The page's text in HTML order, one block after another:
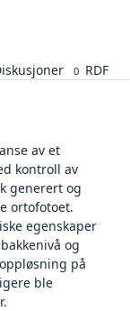
0 RDF
av et
kontroll av
generert og
ortofotoet.
egenskaper
og
på
ble